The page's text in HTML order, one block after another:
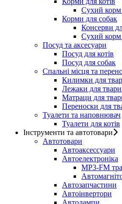
Сухий корм
Корми для собак
Консерви
Сухий корм
Посуд та аксесуари
Посуд для котів
Посуд для собак
Спальні місця та
Килимки для
Лежаки для
Матраци для
Переноски для
Туалети та наповнювач
Туалети для котів
Інструменти та автотовари
Автотовари
Автоаксессуари
Автоелектроніка
MP3-FM
Автозапчастини
Автоінвертори
Автолампи